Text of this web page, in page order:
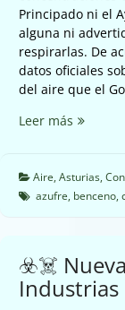
Principado ni el
alguna ni
respirarlas. De
datos oficiales
del aire que el
Leer más ☣️☠️
es
vecinos
y
Aire, Asturias,
azufre, benceno,
☣️☠️